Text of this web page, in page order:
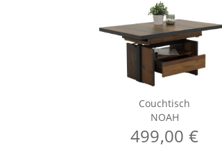
Couchtisch
NOAH
499,00 €